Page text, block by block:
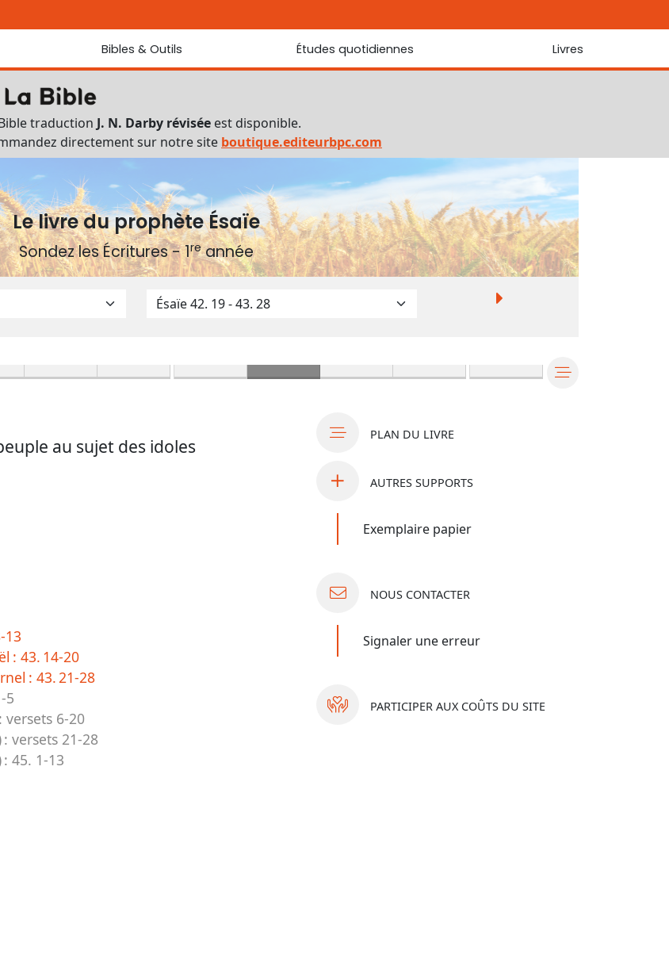
Bibles & Outils
Bibles
Traduction J. N. Darby révisée
Traduction J. N. Darby
Ancien Testament interlinéaire
Outils
Dictionnaire français du Nouveau Testament
Lexique grec du Nouveau Testament
Questionnaire de connaissances du Nouveau Testament
Téléchargements
Études quotidiennes Livres
Bibliothèque
traduction J. N. Darby révisée est disponible.
directement sur notre site boutique.editeurbpc.com
Le livre du prophète Ésaïe
Sondez les Écritures - 1reannée
au sujet des idoles
13
: 43. 14-20
: 43. 21-28
5
versets 6-20
: versets 21-28
: 45. 1-13
PLAN DU LIVRE
AUTRES SUPPORTS
Exemplaire papier
NOUS CONTACTER
Signaler une erreur
PARTICIPER AUX COÛTS DU SITE